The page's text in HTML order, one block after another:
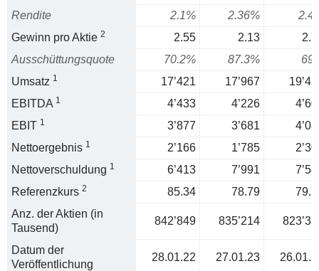
Rendite
2.1% 2.36%
Gewinn pro Aktie 2 2.55 2.13
Ausschüttungsquote
70.2% 87.3%
Umsatz 1 17’421 17’967
EBITDA 1 4’433 4’226
EBIT 1 3’877 3’681
Nettoergebnis 1 2’166 1’785
Nettoverschuldung 1 6’413 7’991
Referenzkurs 2 85.34 78.79
Anz. der Aktien (in
Tausend)
842’849 835’214
Datum der
Veröffentlichung
28.01.22 27.01.23